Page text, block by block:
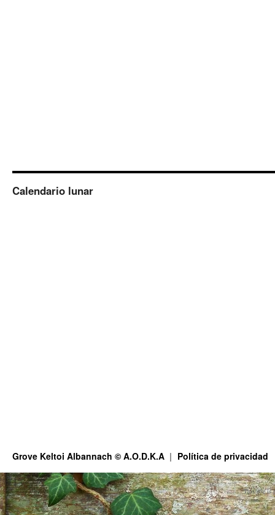
Calendario lunar
Grove Keltoi Albannach © A.O.D.K.A Política de privacidad
This site is